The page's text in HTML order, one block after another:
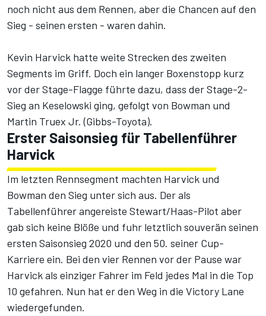
noch nicht aus dem Rennen, aber die Chancen auf den
Sieg - seinen ersten - waren dahin.
Kevin Harvick hatte weite Strecken des zweiten
Segments im Griff. Doch ein langer Boxenstopp kurz
vor der Stage-Flagge führte dazu, dass der Stage-2-
Sieg an Keselowski ging, gefolgt von Bowman und
Martin Truex Jr. (Gibbs-Toyota).
Erster Saisonsieg für Tabellenführer
Harvick
Im letzten Rennsegment machten Harvick und
Bowman den Sieg unter sich aus. Der als
Tabellenführer angereiste Stewart/Haas-Pilot aber
gab sich keine Blöße und fuhr letztlich souverän seinen
ersten Saisonsieg 2020 und den 50. seiner Cup-
Karriere ein. Bei den vier Rennen vor der Pause war
Harvick als einziger Fahrer im Feld jedes Mal in die Top
10 gefahren. Nun hat er den Weg in die Victory Lane
wiedergefunden.